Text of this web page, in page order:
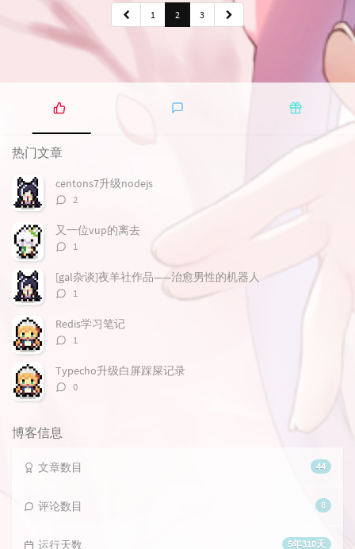
1 2 3
热
门
文
机
热门文章
centons7升级nodejs
评
数：
2
又一位vup的离去
评
数：
1
[gal杂谈]夜羊社作品——治愈男性的机器人
评
数：
1
Redis学习笔记
评
数：
1
Typecho升级白屏踩屎记录
评
0
博客信息
44
文章数目
8
评论数目
5年310天
运行天数